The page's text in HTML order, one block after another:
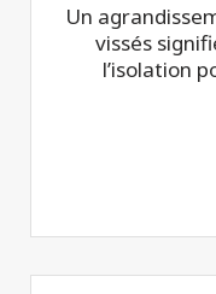
Un
vissés
l’isolation